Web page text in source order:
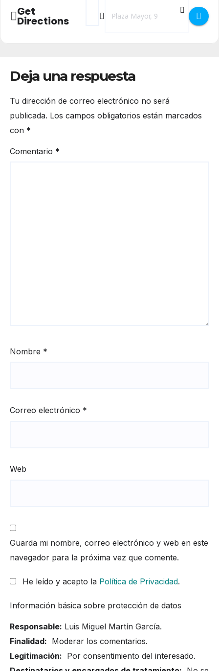
Get
Directions
Address - Concierto de TUTTO VOCE en
Destination Address - Concierto
Deja una respuesta
Tu dirección de correo electrónico no será
publicada. Los campos obligatorios están marcados
con *
Comentario *
Nombre *
Correo electrónico *
Web
Guarda mi nombre, correo electrónico y web en este
navegador para la próxima vez que comente.
He leído y acepto la Política de Privacidad.
Información básica sobre protección de datos
Responsable: Luis Miguel Martín García.
Finalidad: Moderar los comentarios.
Legitimación: Por consentimiento del interesado.